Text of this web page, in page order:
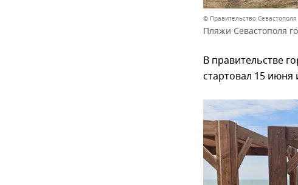
© Правительство Севастополя
Пляжи Севастополя
В правительстве
стартовал 15